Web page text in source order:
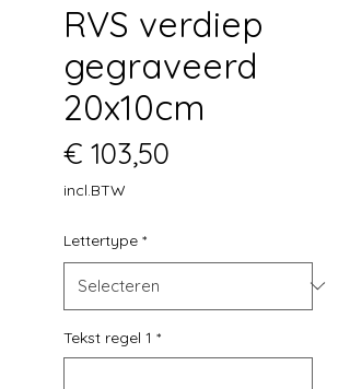
RVS verdiep
gegraveerd
20x10cm
€ 103,50
incl.BTW
Lettertype *
Tekst regel 1 *